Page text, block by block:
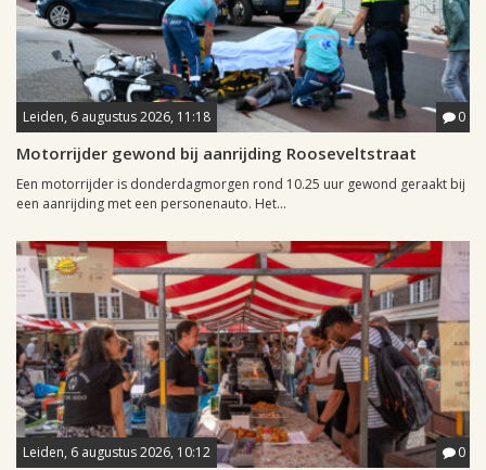
Leiden, 6 augustus 2026, 11:18 0
Motorrijder gewond bij aanrijding Rooseveltstraat
Een motorrijder is donderdagmorgen rond 10.25 uur gewond geraakt bij
een aanrijding met een personenauto. Het...
Leiden, 6 augustus 2026, 10:12 0